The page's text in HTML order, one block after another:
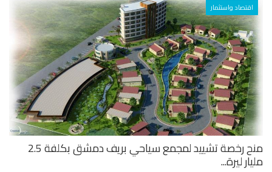
اقتصاد واستثمار
منح رخصة تشييد لمجمع سياحي بريف دمشق بكلفة 2.5
ليرة...